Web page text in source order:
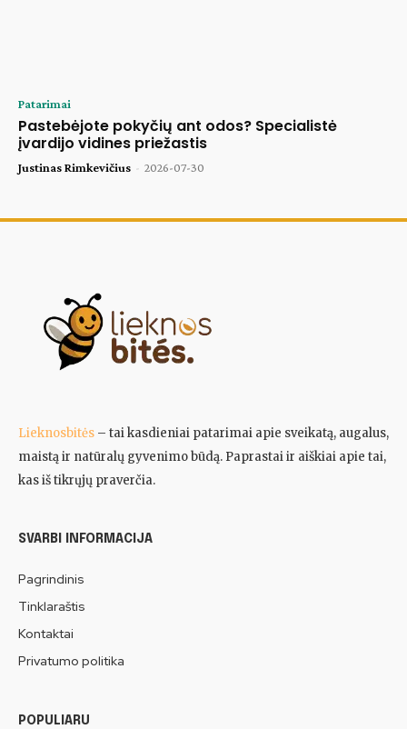
Patarimai
Pastebėjote pokyčių ant odos? Specialistė
įvardijo vidines priežastis
Justinas Rimkevičius - 2026-07-30
Lieknosbitės – tai kasdieniai patarimai apie sveikatą, augalus,
maistą ir natūralų gyvenimo būdą. Paprastai ir aiškiai apie tai,
kas iš tikrųjų praverčia.
SVARBI INFORMACIJA
Pagrindinis
Tinklaraštis
Kontaktai
Privatumo politika
POPULIARU